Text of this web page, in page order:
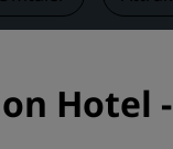
tjenester